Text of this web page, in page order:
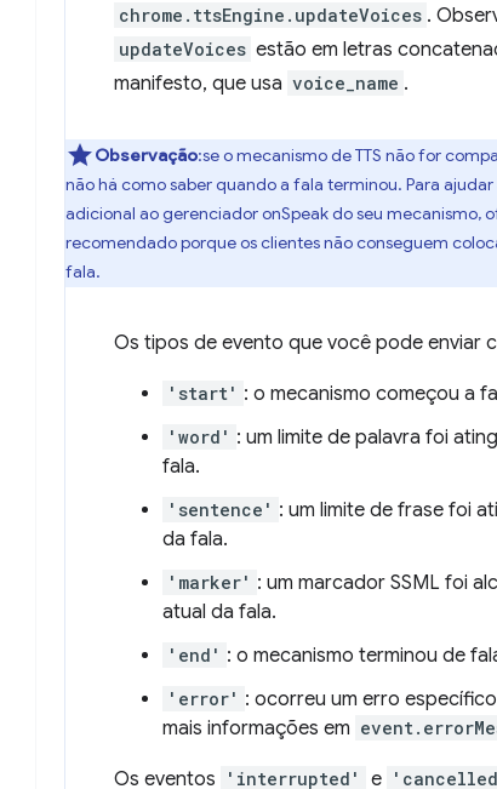
chrome.ttsEngine.updateVoices .
updateVoices estão em letras
manifesto, que usa voice_name .
Observação:se o mecanismo de TTS não for
não há como saber quando a fala terminou. Para
adicional ao gerenciador onSpeak do seu mecanismo,
recomendado porque os clientes não conseguem
fala.
Os tipos de evento que você pode enviar
'start' : o mecanismo começou a
'word' : um limite de palavra foi
fala.
'sentence' : um limite de frase foi
da fala.
'marker' : um marcador SSML foi
atual da fala.
'end' : o mecanismo terminou de
'error' : ocorreu um erro
mais informações em
Os eventos 'interrupted' e